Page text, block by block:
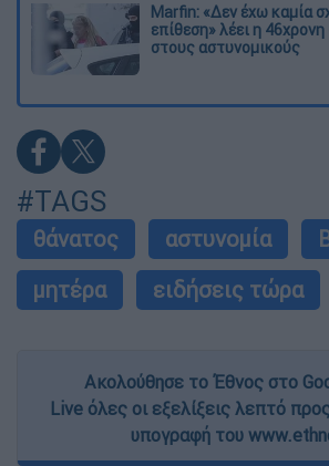
Marfin: «Δεν έχω καμία
επίθεση» λέει η
στους αστυνομικούς
#TAGS
θάνατος αστυνομία
μητέρα
ειδήσεις τώρα
Ακολούθησε το Έθνος στο
Live όλες οι εξελίξεις λεπτό
υπογραφή του